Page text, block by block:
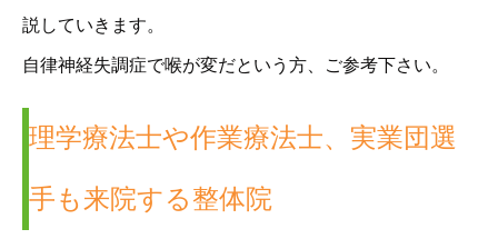
説していきます。
自律神経失調症で喉が変だという方、ご参考下さい。
理学療法士や作業療法士、実業団選
手も来院する整体院